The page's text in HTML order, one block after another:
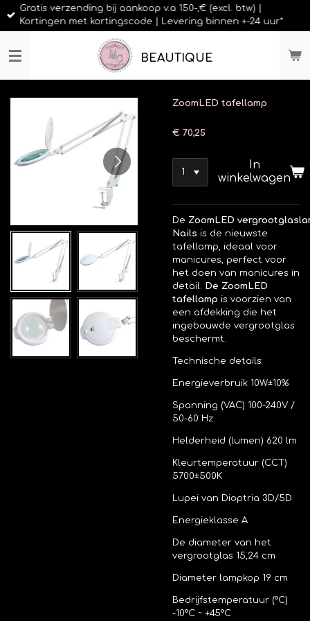
Ga
direct
de
BEAUTIQUE
Gratis verzending bij aankoop v.a 150-,€ (excl. btw) |
Kortingen met kortingscode | Levering binnen +-24 uur*
ZoomLED tafellamp
€ 70,25
In
winkelwagen
De ZoomLED
Nails is de nieuwste
tafellamp, ideaal voor
manicures, perfect voor
het doen van manicures in
detail.
De ZoomLED
tafellamp is voorzien van
een afdekking die het
ingebouwde vergrootglas
beschermt.
Technische details:
Energieverbruik 10W±10%
Spanning (VAC) 100-240V /
50-60 Hz
Helderheid (lumen) 620 lm
Kleurtemperatuur (CCT)
5700±500K
Lupei van Dioptria 3D/5D
Energieklasse A
De diameter van het
vergrootglas 15,24 cm
Diameter lampkop 19 cm
Bedrijfstemperatuur (°C)
-10°C ~ +45°C